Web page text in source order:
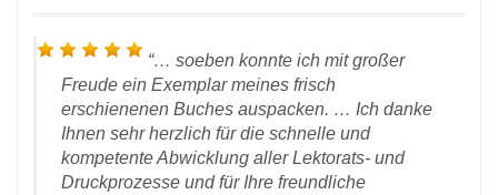
… soeben konnte ich mit großer
Freude ein Exemplar meines frisch
erschienenen Buches auspacken. … Ich danke
Ihnen sehr herzlich für die schnelle und
kompetente Abwicklung aller Lektorats- und
Druckprozesse und für Ihre freundliche